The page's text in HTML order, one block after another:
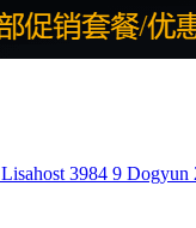
Lisahost 3984 9 Dogyun